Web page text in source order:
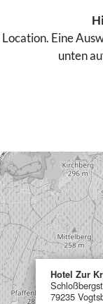
Eine
unten
Hotel Zur
79235